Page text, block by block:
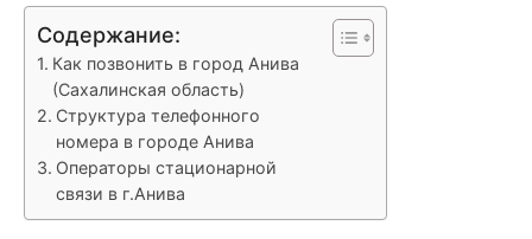
Содержание:
Как позвонить в город Анива
(Сахалинская область)
Структура телефонного
номера в городе Анива
Операторы стационарной
связи в г.Анива